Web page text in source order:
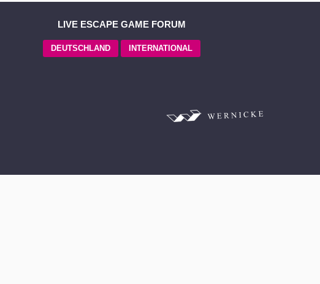
LIVE ESCAPE GAME FORUM
DEUTSCHLAND INTERNATIONAL